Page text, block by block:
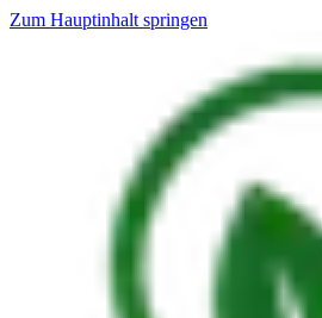
Zum Hauptinhalt springen